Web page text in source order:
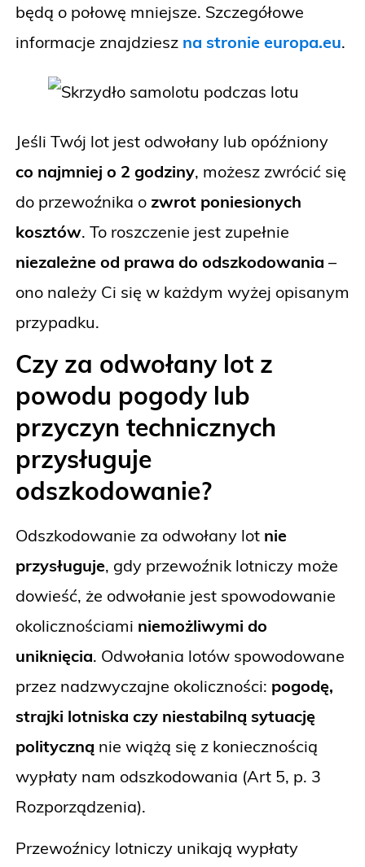
będą o połowę mniejsze. Szczegółowe
informacje znajdziesz na stronie europa.eu.
Jeśli Twój lot jest odwołany lub opóźniony
co najmniej o 2 godziny, możesz zwrócić się
do przewoźnika o zwrot poniesionych
kosztów. To roszczenie jest zupełnie
niezależne od prawa do odszkodowania –
ono należy Ci się w każdym wyżej opisanym
przypadku.
Czy za odwołany lot z
powodu pogody lub
przyczyn technicznych
przysługuje
odszkodowanie?
Odszkodowanie za odwołany lot nie
przysługuje, gdy przewoźnik lotniczy może
dowieść, że odwołanie jest spowodowanie
okolicznościami niemożliwymi do
uniknięcia. Odwołania lotów spowodowane
przez nadzwyczajne okoliczności: pogodę,
strajki lotniska czy niestabilną sytuację
polityczną nie wiążą się z koniecznością
wypłaty nam odszkodowania (Art 5, p. 3
Rozporządzenia).
Przewoźnicy lotniczy unikają wypłaty